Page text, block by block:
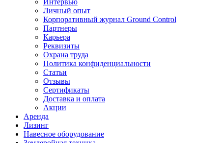
Личный опыт
Корпоративный журнал Ground Control
Партнеры
Карьера
Реквизиты
Охрана труда
Политика конфиденциальности
Статьи
Отзывы
Сертификаты
Доставка и оплата
Акции
Аренда
Лизинг
Навесное оборудование